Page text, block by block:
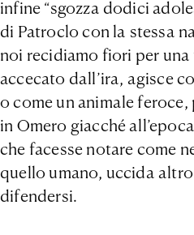
infine “sgozza dodici
di Patroclo con la stessa
noi recidiamo fiori per una
accecato dall’ira, agisce
o come un animale
in Omero giacché
che facesse notare come
quello umano, uccida
difendersi.